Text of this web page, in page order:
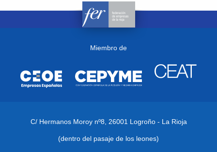
Miembro de
C/ Hermanos Moroy nº8, 26001 Logroño - La Rioja
(dentro del pasaje de los leones)